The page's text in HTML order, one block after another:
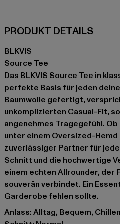
PRODUKT DETAILS
BLKVIS
Source Tee
Das BLKVIS Source Tee in
perfekte Basis für jeden
Baumwolle gefertigt,
unkomplizierten Casual-Fit,
angenehmes Tragegefühl.
unter einem Oversized-
zuverlässiger Partner für
Schnitt und die hochwertige
einem echten Allrounder, der
souverän verbindet. Ein
Garderobe fehlen sollte.
Anlass: Alltag, Bequem,